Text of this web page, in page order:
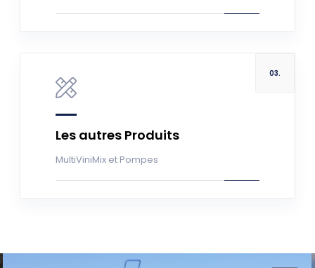
Les autres Produits
MultiViniMix et Pompes
03.